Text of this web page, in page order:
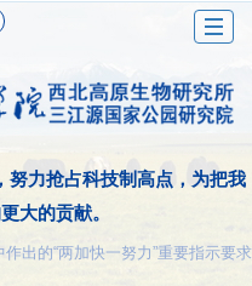
努力抢占科技制高点，为把我
大的贡献。
出的“两加快一努力”重要指示要求